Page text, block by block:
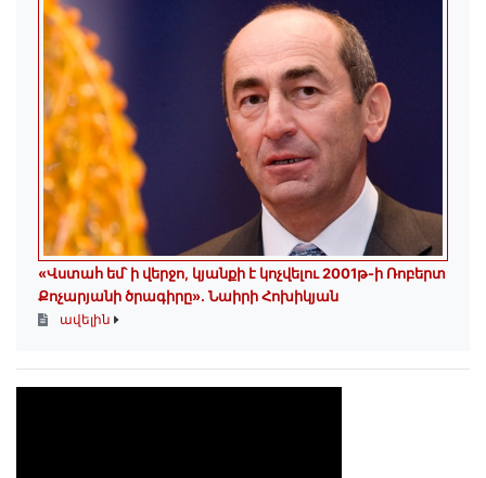
«Վստահ եմ՝ ի վերջո, կյանքի է կոչվելու 2001թ-ի Ռոբերտ
Քոչարյանի ծրագիրը». Նաիրի Հոխիկյան
ավելին